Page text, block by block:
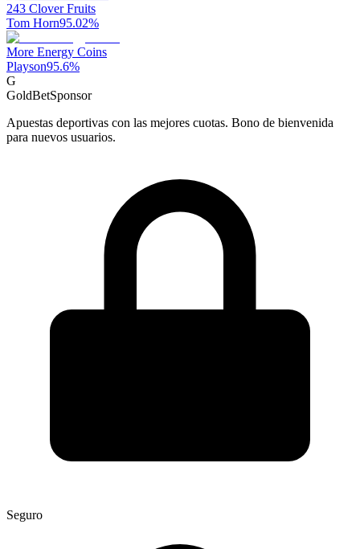
243 Clover Fruits
Tom Horn95.02%
More Energy Coins
Playson95.6%
G
GoldBetSponsor
Apuestas deportivas con las mejores cuotas. Bono de bienvenida
para nuevos usuarios.
Seguro